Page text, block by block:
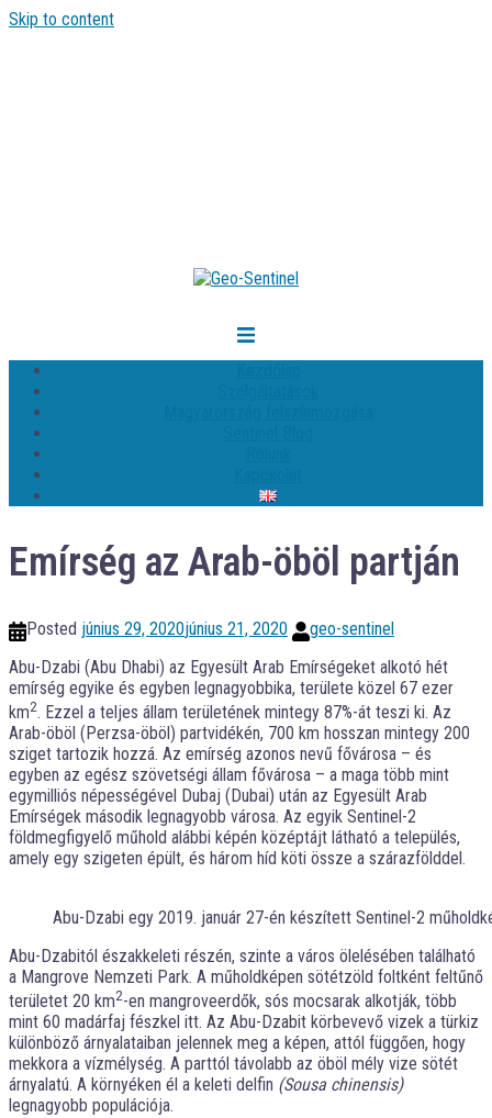
Skip to content
Emírség az Arab-öböl partján
Posted június 29, 2020június 21, 2020
geo-sentinel
Abu-Dzabi (Abu Dhabi) az Egyesült Arab Emírségeket alkotó hét
emírség egyike és egyben legnagyobbika, területe közel 67 ezer
km2. Ezzel a teljes állam területének mintegy 87%-át teszi ki. Az
Arab-öböl (Perzsa-öböl) partvidékén, 700 km hosszan mintegy 200
sziget tartozik hozzá. Az emírség azonos nevű fővárosa – és
egyben az egész szövetségi állam fővárosa – a maga több mint
egymilliós népességével Dubaj (Dubai) után az Egyesült Arab
Emírségek második legnagyobb városa. Az egyik Sentinel-2
földmegfigyelő műhold alábbi képén középtájt látható a település,
amely egy szigeten épült, és három híd köti össze a szárazfölddel.
Abu-Dzabi egy 2019. január 27-én készített Sentinel-2
Abu-Dzabitól északkeleti részén, szinte a város ölelésében található
a Mangrove Nemzeti Park. A műholdképen sötétzöld foltként feltűnő
területet 20 km2-en mangroveerdők, sós mocsarak alkotják, több
mint 60 madárfaj fészkel itt. Az Abu-Dzabit körbevevő vizek a türkiz
különböző árnyalataiban jelennek meg a képen, attól függően, hogy
mekkora a vízmélység. A parttól távolabb az öböl mély vize sötét
árnyalatú. A környéken él a keleti delfin (Sousa chinensis)
legnagyobb populációja.